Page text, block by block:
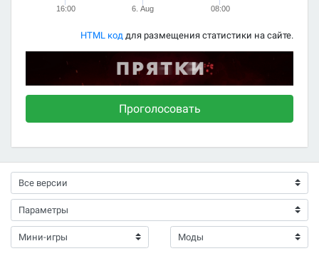
6. Aug
16:00 08:00
HTML код для размещения статистики на сайте.
Проголосовать